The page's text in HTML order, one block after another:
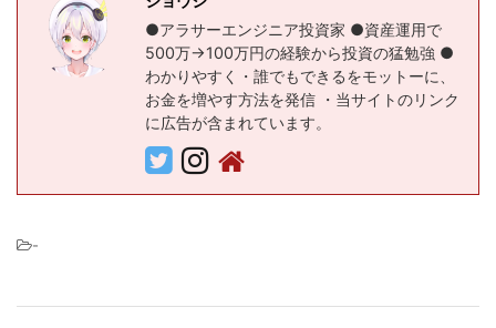
●アラサーエンジニア投資家 ●資産運用で
500万→100万円の経験から投資の猛勉強 ●
わかりやすく・誰でもできるをモットーに、
お金を増やす方法を発信 ・当サイトのリンク
に広告が含まれています。
-